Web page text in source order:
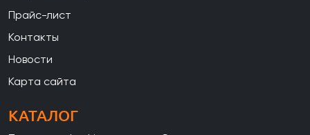
Прайс-лист
Контакты
Новости
Карта сайта
КАТАЛОГ